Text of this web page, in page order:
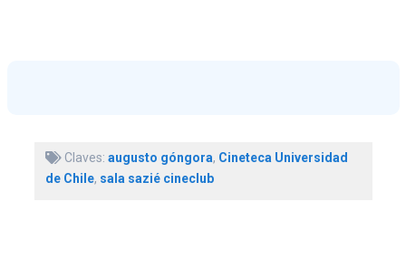
Claves: augusto góngora, Cineteca Universidad
de Chile, sala sazié cineclub